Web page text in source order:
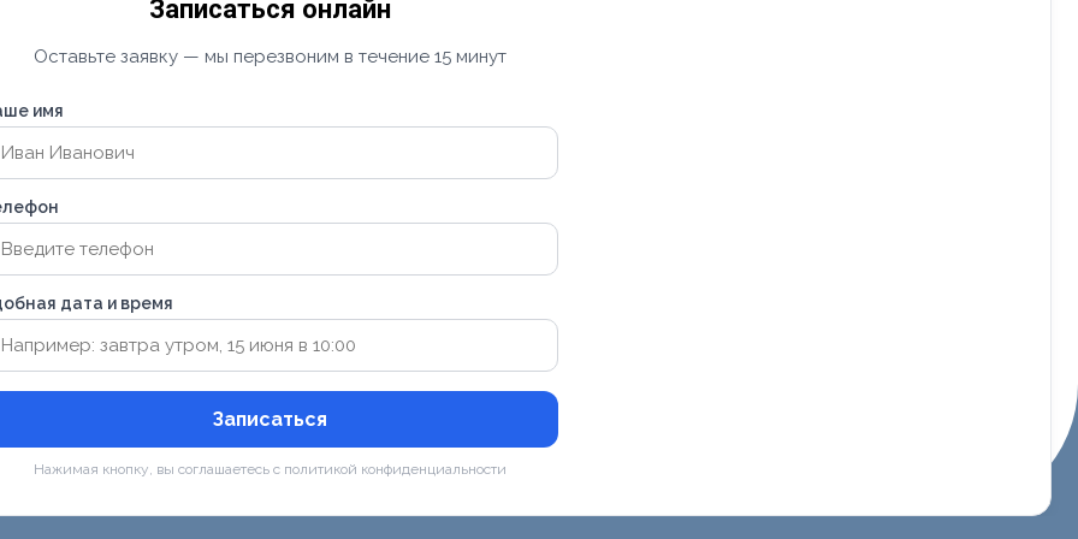
Записаться онлайн
Оставьте заявку — мы перезвоним в течение 15 минут
имя
дата и время
Записаться
Нажимая кнопку, вы соглашаетесь с политикой конфиденциальности